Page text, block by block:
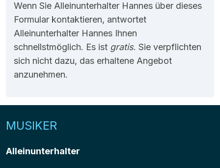
Wenn Sie Alleinunterhalter Hannes über dieses
Formular kontaktieren, antwortet
Alleinunterhalter Hannes Ihnen
schnellstmöglich. Es ist gratis. Sie verpflichten
sich nicht dazu, das erhaltene Angebot
anzunehmen.
MUSIKER
Alleinunterhalter